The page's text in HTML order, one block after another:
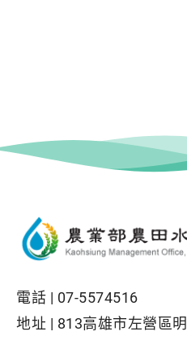
電話 | 07-5574516
地址 | 813高雄市左營區